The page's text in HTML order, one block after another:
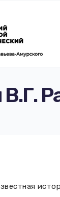
В.Г.